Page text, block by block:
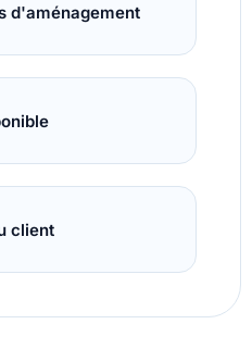
d'aménagement
client